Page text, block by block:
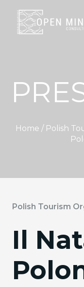
Home / Polish
Polish Tourism
Il